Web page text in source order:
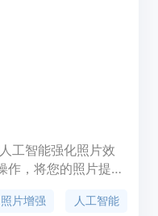
工智能强化照片效
作，将您的照片提升
片、去除背景、替换
照片增强 人工智能